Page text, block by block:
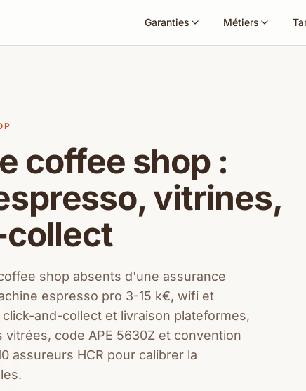
Garanties Métiers
coffee shop :
vitrines,
shop absents d'une assurance
espresso pro 3-15 k€, wifi et
and-collect et livraison plateformes,
code APE 5630Z et convention
assureurs HCR pour calibrer la